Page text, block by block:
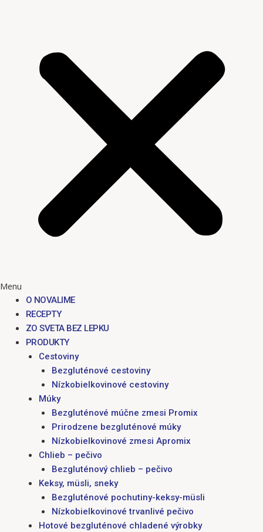
Menu
O NOVALIME
RECEPTY
ZO SVETA BEZ LEPKU
PRODUKTY
Cestoviny
Bezgluténové cestoviny
Nízkobielkovinové cestoviny
Múky
Bezgluténové múčne zmesi Promix
Prirodzene bezgluténové múky
Nízkobielkovinové zmesi Apromix
Chlieb – pečivo
Bezgluténový chlieb – pečivo
Keksy, müsli, sneky
Bezgluténové pochutiny-keksy-müsli
Nízkobielkovinové trvanlivé pečivo
Hotové bezgluténové chladené výrobky